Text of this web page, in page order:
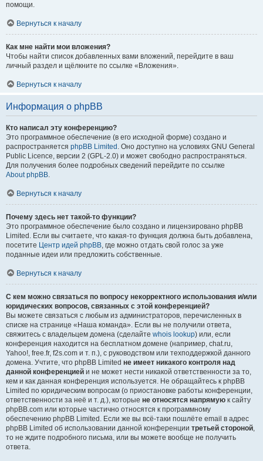
помощи.
Вернуться к началу
Как мне найти мои вложения?
Чтобы найти список добавленных вами вложений, перейдите в ваш
личный раздел и щёлкните по ссылке «Вложения».
Вернуться к началу
Информация о phpBB
Кто написал эту конференцию?
Это программное обеспечение (в его исходной форме) создано и
распространяется phpBB Limited . Оно доступно на условиях GNU General
Public Licence, версии 2 (GPL-2.0) и может свободно распространяться.
Для получения более подробных сведений перейдите по ссылке
About phpBB.
Вернуться к началу
Почему здесь нет такой-то функции?
Это программное обеспечение было создано и лицензировано phpBB
Limited. Если вы считаете, что какая-то функция должна быть добавлена,
посетите Центр идей phpBB, где можно отдать свой голос за уже
поданные идеи или предложить собственные.
Вернуться к началу
С кем можно связаться по вопросу некорректного использования и/или
юридических вопросов, связанных с этой конференцией?
Вы можете связаться с любым из администраторов, перечисленных в
списке на странице «Наша команда». Если вы не получили ответа,
свяжитесь с владельцем домена (сделайте whois lookup) или, если
конференция находится на бесплатном домене (например, chat.ru,
Yahoo!, free.fr, f2s.com и т. п.), с руководством или техподдержкой данного
домена. Учтите, что phpBB Limited не имеет никакого контроля над
данной конференцией и не может нести никакой ответственности за то,
кем и как данная конференция используется. Не обращайтесь к phpBB
Limited по юридическим вопросам (о приостановке работы конференции,
ответственности за неё и т. д.), которые не относятся напрямую к сайту
phpBB.com или которые частично относятся к программному
обеспечению phpBB Limited. Если же вы всё-таки пошлёте email в адрес
phpBB Limited об использовании данной конференции третьей стороной,
то не ждите подробного письма, или вы можете вообще не получить
ответа.